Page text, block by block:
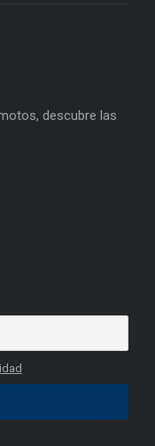
descubre las